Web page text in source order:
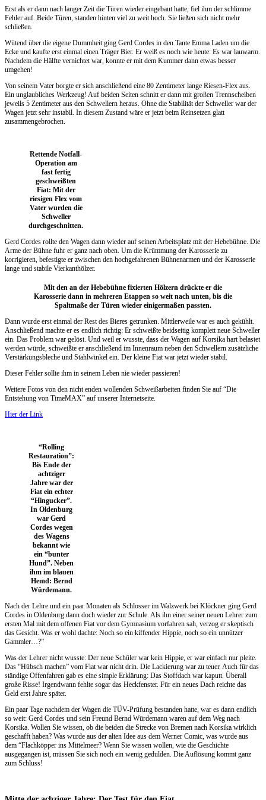
Erst als er dann nach langer Zeit die Türen wieder eingebaut hatte, fiel ihm der schlimme
Fehler auf. Beide Türen, standen hinten viel zu weit hoch. Sie ließen sich nicht mehr
schließen.
Wütend über die eigene Dummheit ging Gerd Cordes in den Tante Emma Laden um die
Ecke und kaufte erst einmal einen Träger Bier. Er weiß es noch wie heute: Es war lauwarm.
Nachdem die Hälfte vernichtet war, konnte er mit dem Kummer dann etwas besser
umgehen!
Von seinem Vater borgte er sich anschließend eine 80 Zentimeter lange Riesen-Flex aus.
Ein unglaubliches Werkzeug! Auf beiden Seiten schnitt er dann mit großen Trennscheiben
jeweils 5 Zentimeter aus den Schwellern heraus. Ohne die Stabilität der Schweller war der
Wagen jetzt sehr instabil. In diesem Zustand wäre er jetzt beim Reinsetzen glatt
zusammengebrochen.
Rettende Notfall-
Operation am
fast fertig
geschweißten
Fiat: Mit der
riesigen Flex vom
Vater wurden die
Schweller
durchgeschnitten.
Gerd Cordes rollte den Wagen dann wieder auf seinen Arbeitsplatz mit der Hebebühne. Die
Arme der Bühne fuhr er ganz nach oben. Um die Krümmung der Karosserie zu
korrigieren, befestigte er zwischen den hochgefahrenen Bühnenarmen und der Karosserie
lange und stabile Vierkanthölzer.
Mit den an der Hebebühne fixierten Hölzern drückte er die
Karosserie dann in mehreren Etappen so weit nach unten, bis die
Spaltmaße der Türen wieder einigermaßen passten.
Dann wurde erst einmal der Rest des Bieres getrunken. Mittlerweile war es auch gekühlt.
Anschließend machte er es endlich richtig: Er schweißte beidseitig komplett neue Schweller
ein. Das Problem war gelöst. Und weil er wusste, dass der Wagen auf Korsika hart belastet
werden würde, schweißte er anschließend im Innenraum neben den Schwellern zusätzliche
Verstärkungsbleche und Stahlwinkel ein. Der kleine Fiat war jetzt wieder stabil.
Dieser Fehler sollte ihm in seinem Leben nie wieder passieren!
Weitere Fotos von den nicht enden wollenden Schweißarbeiten finden Sie auf “Die
Entstehung von TimeMAX” auf unserer Internetseite.
Hier der Link
“Rolling
Restauration”:
Bis Ende der
achtziger
Jahre war der
Fiat ein echter
“Hingucker”.
In Oldenburg
war Gerd
Cordes wegen
des Wagens
bekannt wie
ein “bunter
Hund”. Neben
ihm im blauen
Hemd: Bernd
Würdemann.
Nach der Lehre und ein paar Monaten als Schlosser im Walzwerk bei Klöckner ging Gerd
Cordes in Oldenburg dann doch wieder zur Schule. Als ihn einer seiner neuen Lehrer zum
ersten Mal mit dem offenen Fiat vor dem Gymnasium vorfahren sah, verzog er skeptisch
das Gesicht. Was er wohl dachte: Noch so ein kiffender Hippie, noch so ein unnützer
Gammler…?”
Was der Lehrer nicht wusste: Der neue Schüler war kein Hippie, er war einfach nur pleite.
Das “Hübsch machen” vom Fiat war nicht drin. Die Lackierung war zu teuer. Auch für das
ständige Offenfahren gab es eine simple Erklärung: Das Stoffdach war kaputt. Überall
große Risse! Irgendwann fehlte sogar das Heckfenster. Für ein neues Dach reichte das
Geld erst Jahre später.
Ein paar Tage nachdem der Wagen die TÜV-Prüfung bestanden hatte, war es dann endlich
so weit: Gerd Cordes und sein Freund Bernd Würdemann waren auf dem Weg nach
Korsika. Wollen Sie wissen, ob die beiden die Strecke von Bremen nach Korsika wirklich
geschafft haben? Was wurde aus der alten Idee aus dem Werner Comic, was wurde aus
dem “Flachköpper ins Mittelmeer? Wenn Sie wissen wollen, wie die Geschichte
ausgegangen ist, müssen Sie sich noch ein wenig gedulden. Die Auflösung kommt ganz
zum Schluss!